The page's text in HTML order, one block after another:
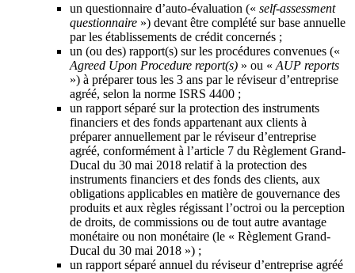
un questionnaire d’auto-évaluation (« self-assessment
questionnaire ») devant être complété sur base annuelle
par les établissements de crédit concernés ;
un (ou des) rapport(s) sur les procédures convenues («
Agreed Upon Procedure report(s) » ou « AUP reports
») à préparer tous les 3 ans par le réviseur d’entreprise
agréé, selon la norme ISRS 4400 ;
un rapport séparé sur la protection des instruments
financiers et des fonds appartenant aux clients à
préparer annuellement par le réviseur d’entreprise
agréé, conformément à l’article 7 du Règlement Grand-
Ducal du 30 mai 2018 relatif à la protection des
instruments financiers et des fonds des clients, aux
obligations applicables en matière de gouvernance des
produits et aux règles régissant l’octroi ou la perception
de droits, de commissions ou de tout autre avantage
monétaire ou non monétaire (le « Règlement Grand-
Ducal du 30 mai 2018 ») ;
un rapport séparé annuel du réviseur d’entreprise agréé